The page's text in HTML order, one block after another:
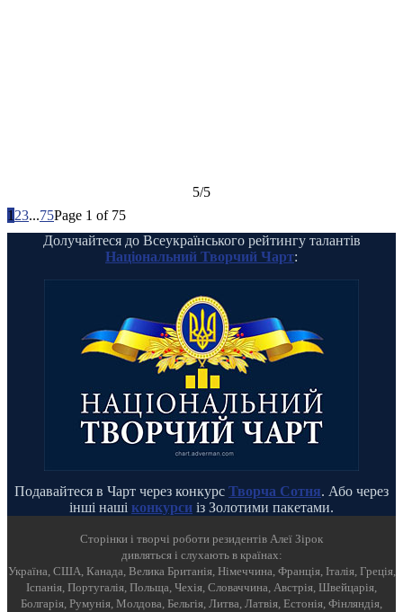
5/5
1 23...75Page 1 of 75
Долучайтеся до Всеукраїнського рейтингу талантів
Національний Творчий Чарт:
Подавайтеся в Чарт через конкурс Творча Сотня. Або через
інші наші конкурси із Золотими пакетами.
Cторінки і творчі роботи резидентів Алеї Зірок
дивляться і слухають в країнах:
Україна, США, Канада, Велика Британія, Німеччина, Франція, Італія, Греція,
Іспанія, Португалія, Польща, Чехія, Словаччина, Австрія, Швейцарія,
Болгарія, Румунія, Молдова, Бельгія, Литва, Латвія, Естонія, Фінляндія,